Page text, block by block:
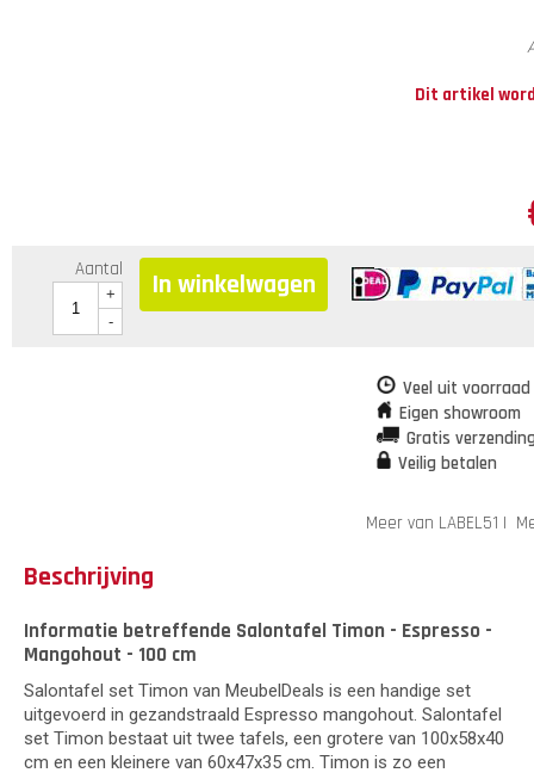
Dit artikel
Aantal
+
-
In winkelwagen
Veel uit
Eigen showroom
Gratis
Veilig betalen
Meer van LABEL51 |
Beschrijving
Informatie betreffende Salontafel Timon - Espresso -
Mangohout - 100 cm
Salontafel set Timon van MeubelDeals is een handige set
uitgevoerd in gezandstraald Espresso mangohout. Salontafel
set Timon bestaat uit twee tafels, een grotere van 100x58x40
cm en een kleinere van 60x47x35 cm. Timon is zo een